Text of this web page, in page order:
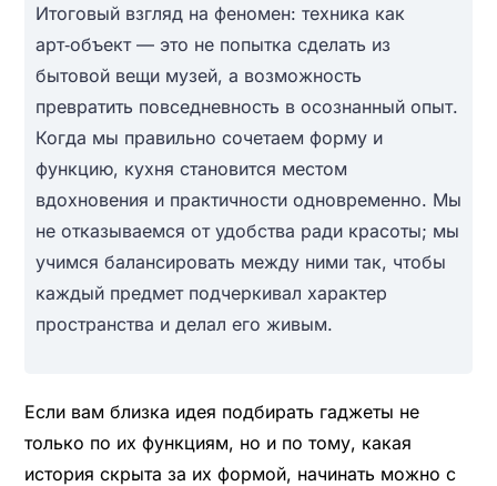
Итоговый взгляд на феномен: техника как
арт‑объект — это не попытка сделать из
бытовой вещи музей, а возможность
превратить повседневность в осознанный опыт.
Когда мы правильно сочетаем форму и
функцию, кухня становится местом
вдохновения и практичности одновременно. Мы
не отказываемся от удобства ради красоты; мы
учимся балансировать между ними так, чтобы
каждый предмет подчеркивал характер
пространства и делал его живым.
Если вам близка идея подбирать гаджеты не
только по их функциям, но и по тому, какая
история скрыта за их формой, начинать можно с